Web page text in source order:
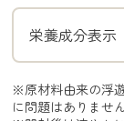
栄養成分表示
※原材料由来の浮
に問題はありませ